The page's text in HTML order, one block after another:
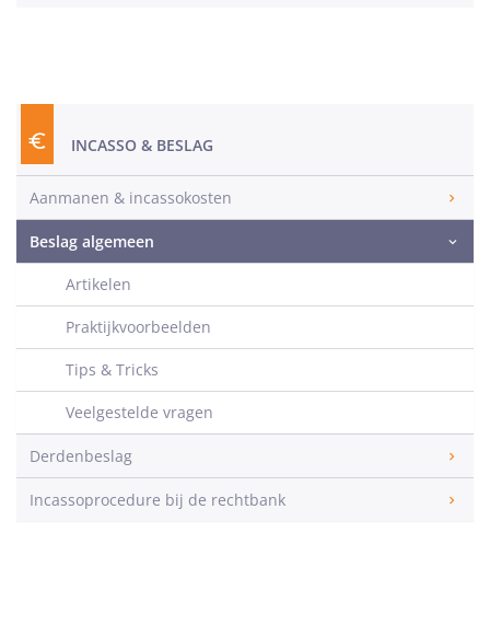
INCASSO & BESLAG
Aanmanen & incassokosten
Beslag algemeen
Artikelen
Praktijkvoorbeelden
Tips & Tricks
Veelgestelde vragen
Derdenbeslag
Incassoprocedure bij de rechtbank